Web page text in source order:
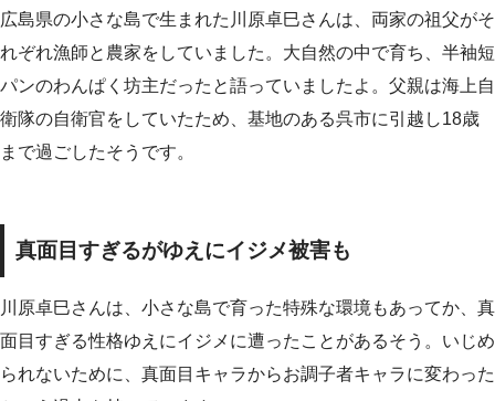
広島県の小さな島で生まれた川原卓巳さんは、両家の祖父がそ
れぞれ漁師と農家をしていました。大自然の中で育ち、半袖短
パンのわんぱく坊主だったと語っていましたよ。父親は海上自
衛隊の自衛官をしていたため、基地のある呉市に引越し18歳
まで過ごしたそうです。
真面目すぎるがゆえにイジメ被害も
川原卓巳さんは、小さな島で育った特殊な環境もあってか、真
面目すぎる性格ゆえにイジメに遭ったことがあるそう。いじめ
られないために、真面目キャラからお調子者キャラに変わった